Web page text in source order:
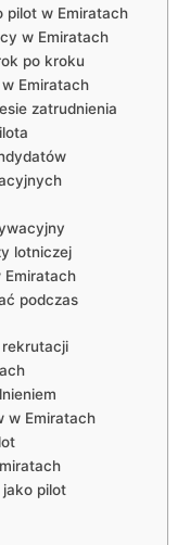
pilot w Emiratach
w Emiratach
po kroku
Emiratach
zatrudnienia
lotniczej
podczas
w Emiratach
pilot